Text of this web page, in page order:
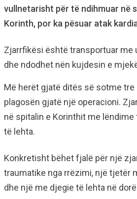
vullnetarisht për të ndihmuar në
Korinth, por ka pësuar atak
Zjarrfikësi është transportuar me
dhe ndodhet nën kujdesin e
Më herët gjatë ditës së sotme
plagosën gjatë një operacioni.
në spitalin e Korinthit me lëndime
të lehta.
Konkretisht bëhet fjalë për një
traumatike nga rrëzimi, një tjetër
dhe një me djegie të lehta në